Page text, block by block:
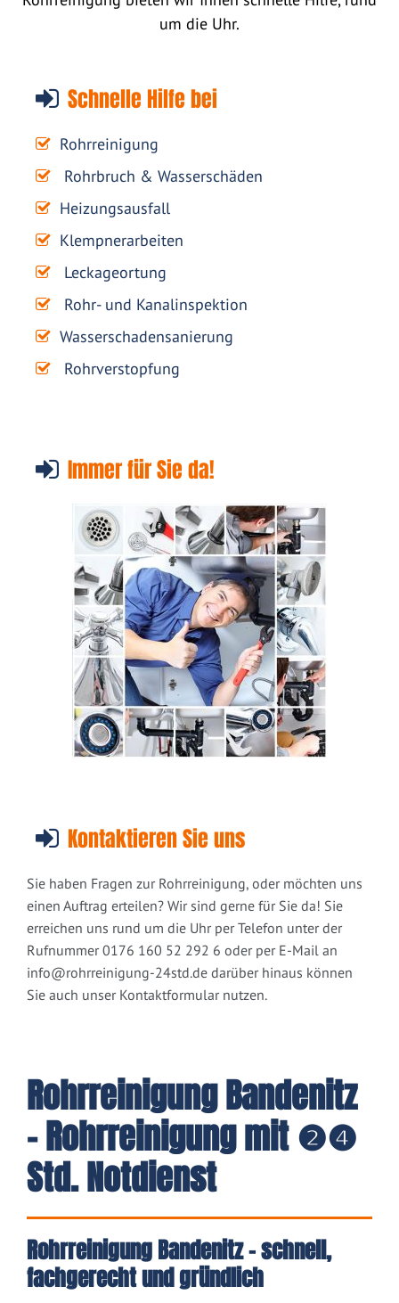
um die Uhr.
Schnelle Hilfe bei
Rohrreinigung
Rohrbruch & Wasserschäden
Heizungsausfall
Klempnerarbeiten
Leckageortung
Rohr- und Kanalinspektion
Wasserschadensanierung
Rohrverstopfung
Immer für Sie da!
Kontaktieren Sie uns
Sie haben Fragen zur Rohrreinigung, oder möchten uns
einen Auftrag erteilen? Wir sind gerne für Sie da! Sie
erreichen uns rund um die Uhr per Telefon unter der
Rufnummer 0176 160 52 292 6 oder per E-Mail an
info@rohrreinigung-24std.de darüber hinaus können
Sie auch unser Kontaktformular nutzen.
Rohrreinigung Bandenitz
- Rohrreinigung mit ❷❹
Std. Notdienst
Rohrreinigung Bandenitz – schnell,
fachgerecht und gründlich